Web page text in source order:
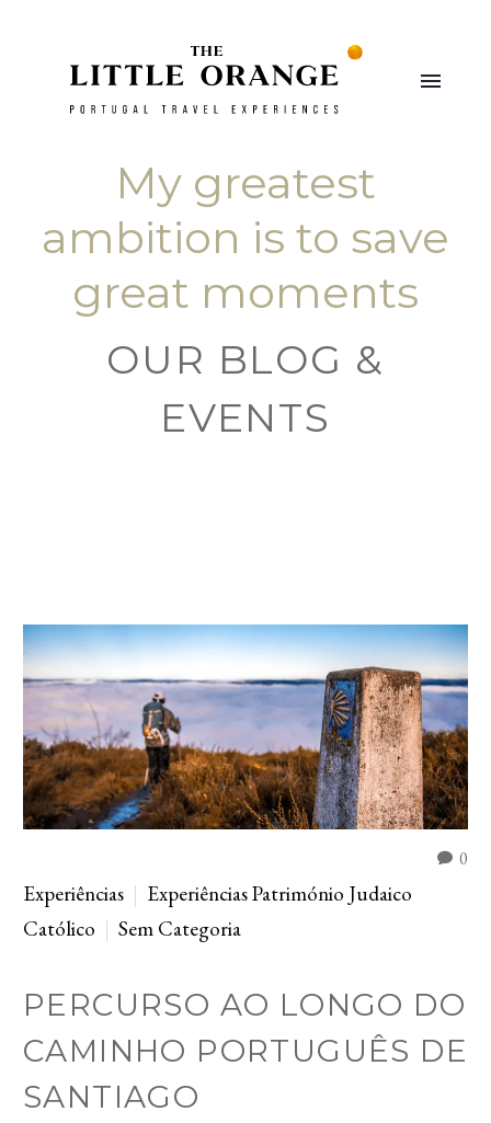
My greatest
ambition is to save
great moments
OUR BLOG &
EVENTS
0
Experiências
Experiências Património Judaico
Católico
Sem Categoria
PERCURSO AO LONGO DO
CAMINHO PORTUGUÊS DE
SANTIAGO